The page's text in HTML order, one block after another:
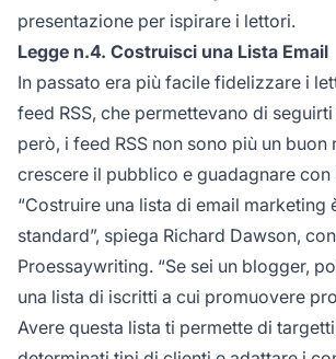
presentazione per ispirare i lettori.
Legge n.4. Costruisci una Lista Email
In passato era più facile fidelizzare i
feed RSS, che permettevano di
però, i feed RSS non sono più un
crescere il pubblico e guadagnare con
“Costruire una lista di email marketing
standard”, spiega Richard Dawson,
Proessaywriting. “Se sei un blogger,
una lista di iscritti a cui promuovere
Avere questa lista ti permette di